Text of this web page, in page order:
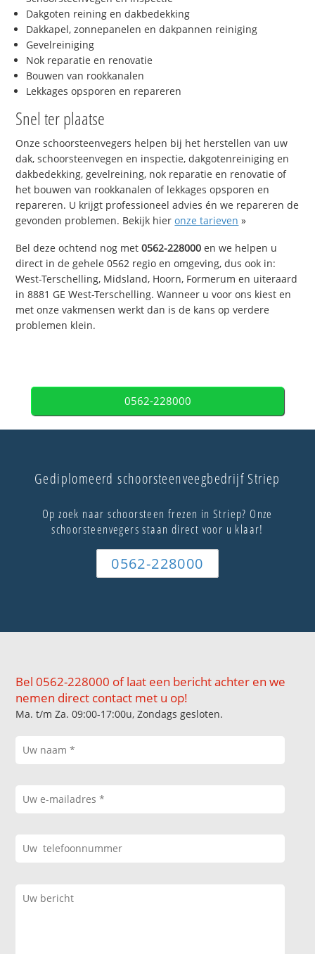
Dakgoten reining en dakbedekking
Dakkapel, zonnepanelen en dakpannen reiniging
Gevelreiniging
Nok reparatie en renovatie
Bouwen van rookkanalen
Lekkages opsporen en repareren
Snel ter plaatse
Onze schoorsteenvegers helpen bij het herstellen van uw
dak, schoorsteenvegen en inspectie, dakgotenreiniging en
dakbedekking, gevelreining, nok reparatie en renovatie of
het bouwen van rookkanalen of lekkages opsporen en
repareren. U krijgt professioneel advies én we repareren de
gevonden problemen. Bekijk hieronze tarieven »
Bel deze ochtend nog met0562-228000 en we helpen u
direct in de gehele 0562 regio en omgeving, dus ook in:
West-Terschelling, Midsland, Hoorn, Formerum en uiteraard
in 8881 GE West-Terschelling. Wanneer u voor ons kiest en
met onze vakmensen werkt dan is de kans op verdere
problemen klein.
0562-228000
Gediplomeerd schoorsteenveegbedrijf Striep
Op zoek naar schoorsteen frezen in Striep? Onze
schoorsteenvegers staan direct voor u klaar!
0562-228000
Bel 0562-228000 of laat een bericht achter en we
nemen direct contact met u op!
Ma. t/m Za. 09:00-17:00u, Zondags gesloten.